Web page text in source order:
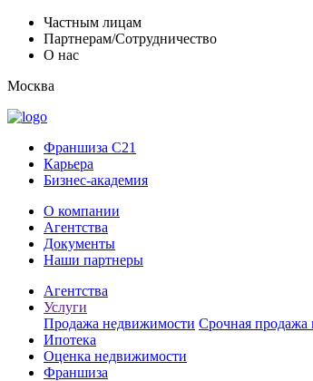
Частным лицам
Партнерам/Сотрудничество
О нас
Москва
Франшиза C21
Карьера
Бизнес-академия
О компании
Агентства
Документы
Наши партнеры
Агентства
Услуги
Продажа недвижимости Срочная продажа
Ипотека
Оценка недвижимости
Франшиза